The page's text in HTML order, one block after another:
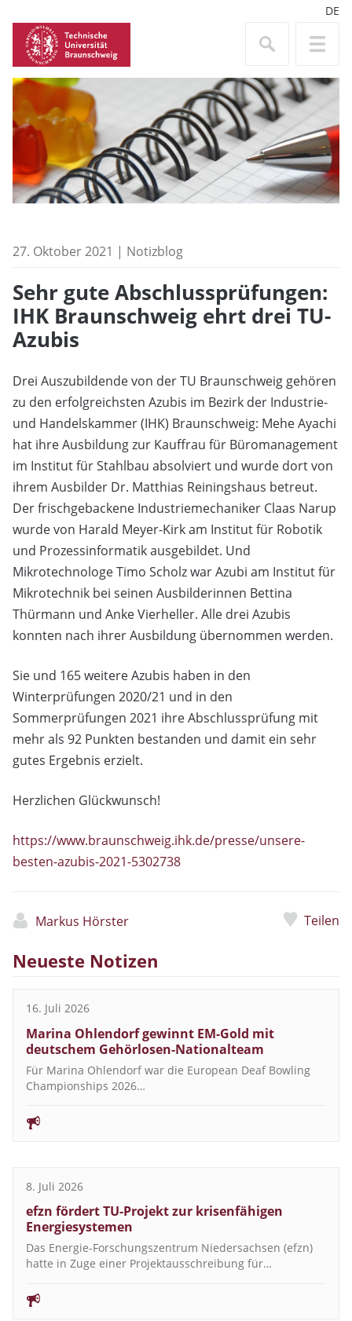
DE
27. Oktober 2021 | Notizblog
Sehr gute Abschlussprüfungen:
IHK Braunschweig ehrt drei TU-
Azubis
Drei Auszubildende von der TU Braunschweig gehören
zu den erfolgreichsten Azubis im Bezirk der Industrie-
und Handelskammer (IHK) Braunschweig: Mehe Ayachi
hat ihre Ausbildung zur Kauffrau für Büromanagement
im Institut für Stahlbau absolviert und wurde dort von
ihrem Ausbilder Dr. Matthias Reiningshaus betreut.
Der frischgebackene Industriemechaniker Claas Narup
wurde von Harald Meyer-Kirk am Institut für Robotik
und Prozessinformatik ausgebildet. Und
Mikrotechnologe Timo Scholz war Azubi am Institut für
Mikrotechnik bei seinen Ausbilderinnen Bettina
Thürmann und Anke Vierheller. Alle drei Azubis
konnten nach ihrer Ausbildung übernommen werden.
Sie und 165 weitere Azubis haben in den
Winterprüfungen 2020/21 und in den
Sommerprüfungen 2021 ihre Abschlussprüfung mit
mehr als 92 Punkten bestanden und damit ein sehr
gutes Ergebnis erzielt.
Herzlichen Glückwunsch!
https://www.braunschweig.ihk.de/presse/unsere-
besten-azubis-2021-5302738
Markus Hörster Teilen
Neueste Notizen
16. Juli 2026
Marina Ohlendorf gewinnt EM-Gold mit
deutschem Gehörlosen-Nationalteam
Für Marina Ohlendorf war die European Deaf Bowling
Championships 2026…
8. Juli 2026
efzn fördert TU-Projekt zur krisenfähigen
Energiesystemen
Das Energie-Forschungszentrum Niedersachsen (efzn)
hatte in Zuge einer Projektausschreibung für…